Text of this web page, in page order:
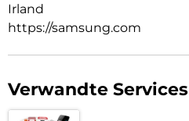
Irland
https://samsung.com
Verwandte Services